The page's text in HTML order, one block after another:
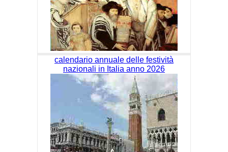
calendario annuale delle festività
nazionali in Italia anno 2026